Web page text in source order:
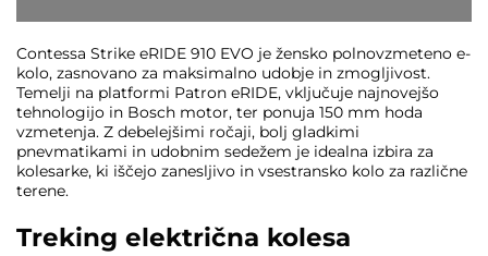
Contessa Strike eRIDE 910 EVO je žensko polnovzmeteno e-
kolo, zasnovano za maksimalno udobje in zmogljivost.
Temelji na platformi Patron eRIDE, vključuje najnovejšo
tehnologijo in Bosch motor, ter ponuja 150 mm hoda
vzmetenja. Z debelejšimi ročaji, bolj gladkimi
pnevmatikami in udobnim sedežem je idealna izbira za
kolesarke, ki iščejo zanesljivo in vsestransko kolo za različne
terene.
Treking električna kolesa